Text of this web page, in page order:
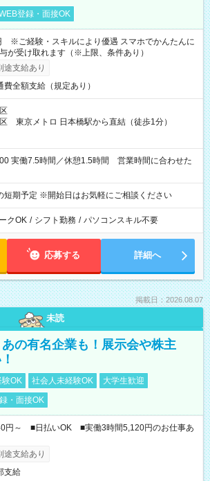
登録・面接OK
※ご経験・スキルにより優遇 スマホでかんたんに
が受け取れます（※上限、条件あり）
途支給あり
費全額支給（規定あり）
東京メトロ 日本橋駅から直結（徒歩1分）
合わせた
短期予定 ※開始日はお気軽にご相談ください
クOK / シフト勤務 / パソコンスキル不要
応募する 詳細へ
掲載日：2026.08.07
未読
の有名企業も！展示会や株主
験OK 社会人未経験OK
大学生歓迎
・面接OK
円～ ■日払いOK ■実働3時間5,120円のお仕事あ
途支給あり
支給